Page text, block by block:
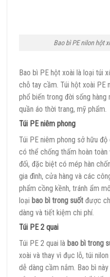
Bao bì PE nilon hột
Bao bì PE hột xoài là loại túi
chỗ tay cầm. Túi hột xoài PE
phổ biến trong đời sống hàng
quần áo thời trang, mỹ phẩm.
Túi PE niêm phong
Túi PE niêm phong sở hữu
có thể chống thấm hoàn
đối, đặc biệt có mép hàn
gia đình, cửa hàng và các
phẩm cồng kềnh, tránh ẩm
loại bao bì trong suốt được
dàng và tiết kiệm chi phí.
Túi PE 2 quai
Túi PE 2 quai là bao bì trong
xoài và thay vì đục lỗ, túi
dễ dàng cầm nắm. Bao bì